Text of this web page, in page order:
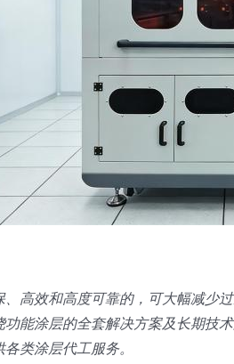
高效和高度可靠的，可大幅减少
能涂层的全套解决方案及长期技
类涂层代工服务。